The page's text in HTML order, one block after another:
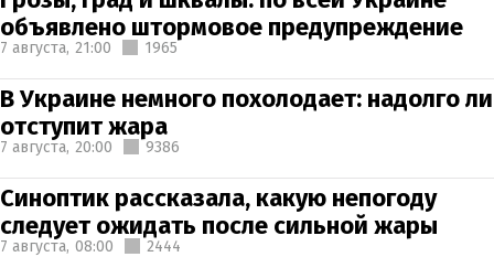
объявлено штормовое предупреждение
7 августа, 21:00 1965
В Украине немного похолодает: надолго ли
отступит жара
7 августа, 20:00 9386
Синоптик рассказала, какую непогоду
следует ожидать после сильной жары
7 августа, 08:00 2444